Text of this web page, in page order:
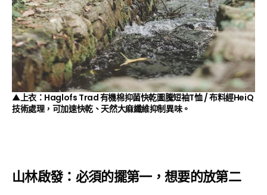
▲上衣：Haglofs Trad 有機棉抑菌快乾圖騰短袖T恤 / 布料經HeiQ
技術處理，可加速快乾、天然大麻纖維抑制異味。
山林啟發：必須的擺第一，想要的放第二